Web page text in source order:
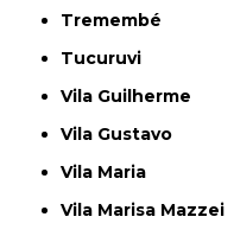
Tremembé
Tucuruvi
Vila Guilherme
Vila Gustavo
Vila Maria
Vila Marisa Mazzei